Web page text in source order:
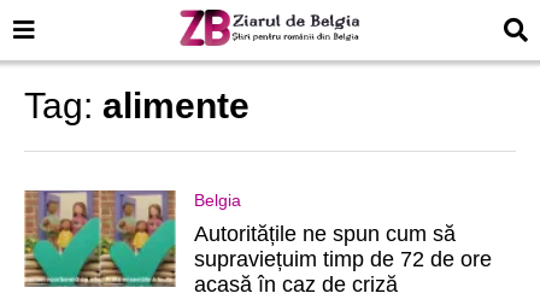
Tag: alimente
Belgia
Autoritățile ne spun cum să
supraviețuim timp de 72 de ore
acasă în caz de criză